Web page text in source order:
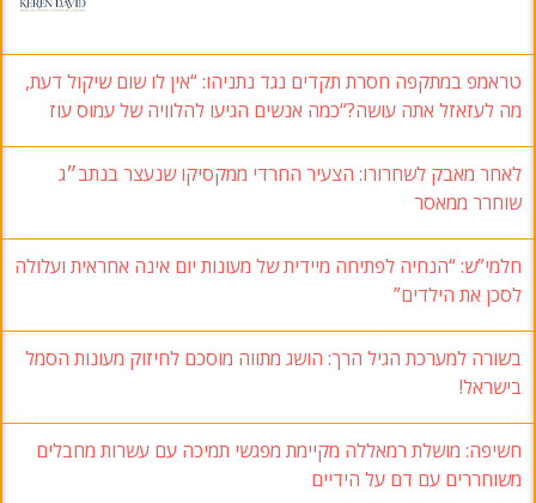
טראמפ במתקפה חסרת תקדים נגד נתניהו: “אין לו שום שיקול דעת,
מה לעזאזל אתה עושה?“כמה אנשים הגיעו להלוויה של עמוס עוז
לאחר מאבק לשחרורו: הצעיר החרדי ממקסיקו שנעצר בנתב״ג
שוחרר ממאסר
חלמי”ש: “הנחיה לפתיחה מיידית של מעונות יום אינה אחראית ועלולה
לסכן את הילדים”
בשורה למערכת הגיל הרך: הושג מתווה מוסכם לחיזוק מעונות הסמל
בישראל!
חשיפה: מושלת רמאללה מקיימת מפגשי תמיכה עם עשרות מחבלים
משוחררים עם דם על הידיים